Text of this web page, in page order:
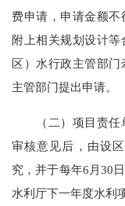
费申请，申请金额
附上相关规划设计等
区）水行政主管部
主管部门提出申请。
（二） 项目责任
审核意见后，由设
究 ，并于每年6月30
水利厅下一年度水利